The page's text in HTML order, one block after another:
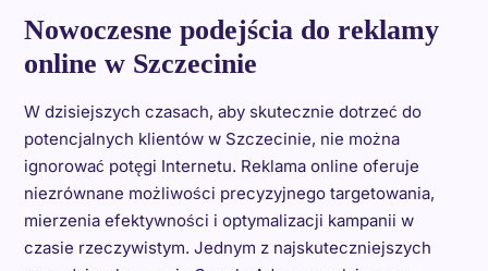
Nowoczesne podejścia do reklamy
online w Szczecinie
W dzisiejszych czasach, aby skutecznie dotrzeć do
potencjalnych klientów w Szczecinie, nie można
ignorować potęgi Internetu. Reklama online oferuje
niezrównane możliwości precyzyjnego targetowania,
mierzenia efektywności i optymalizacji kampanii w
czasie rzeczywistym. Jednym z najskuteczniejszych